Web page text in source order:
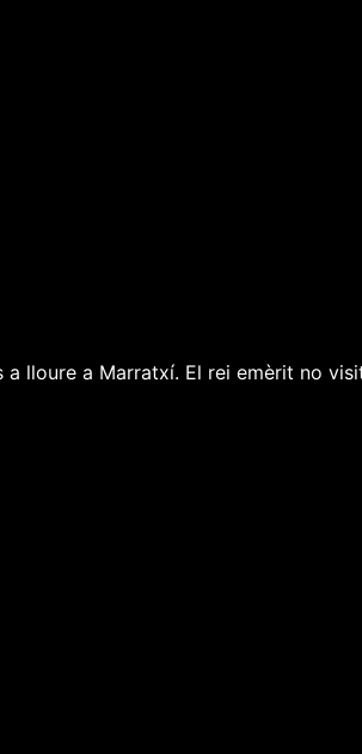
lloure a Marratxí. El rei emèrit no